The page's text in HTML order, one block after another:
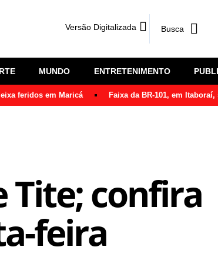
Versão Digitalizada
MUNDO ENTRETENIMENTO
feridos em Maricá Faixa da BR-101, em
Tite; confira
feira